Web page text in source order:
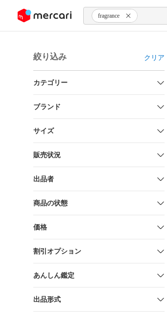
ツにスキップ fragrance
絞り込み クリア
カテゴリー
ブランド
サイズ
販売状況
出品者
商品の状態
価格
割引オプション
あんしん鑑定
出品形式